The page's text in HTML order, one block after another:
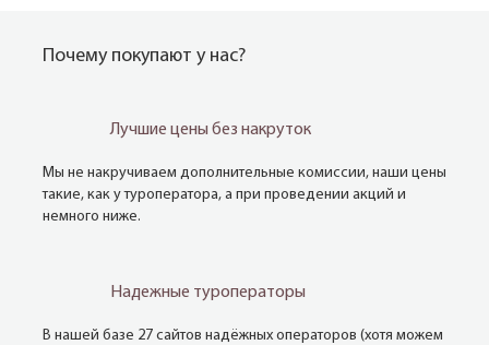
Почему покупают у нас?
Лучшие цены без накруток
Мы не накручиваем дополнительные комиссии, наши цены
такие, как у туроператора, а при проведении акций и
немного ниже.
Надежные туроператоры
В нашей базе 27 сайтов надёжных операторов (хотя можем